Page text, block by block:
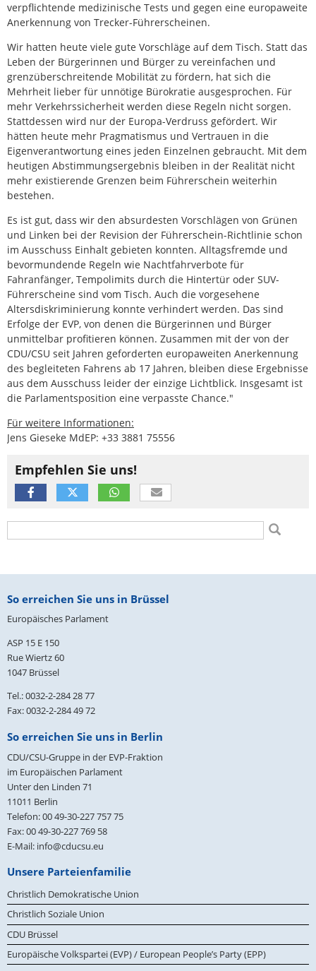
verpflichtende medizinische Tests und gegen eine europaweite
Anerkennung von Trecker-Führerscheinen.
Wir hatten heute viele gute Vorschläge auf dem Tisch. Statt das
Leben der Bürgerinnen und Bürger zu vereinfachen und
grenzüberschreitende Mobilität zu fördern, hat sich die
Mehrheit lieber für unnötige Bürokratie ausgesprochen. Für
mehr Verkehrssicherheit werden diese Regeln nicht sorgen.
Stattdessen wird nur der Europa-Verdruss gefördert. Wir
hätten heute mehr Pragmatismus und Vertrauen in die
Eigenverantwortung eines jeden Einzelnen gebraucht. Mit dem
heutigen Abstimmungsergebnis bleiben in der Realität nicht
mehr existierende Grenzen beim Führerschein weiterhin
bestehen.
Es ist gut, dass wir den absurdesten Vorschlägen von Grünen
und Linken bei der Revision der Führerschein-Richtlinie schon
im Ausschuss Einhalt gebieten konnten. Alltagsfremde und
bevormundende Regeln wie Nachtfahrverbote für
Fahranfänger, Tempolimits durch die Hintertür oder SUV-
Führerscheine sind vom Tisch. Auch die vorgesehene
Altersdiskriminierung konnte verhindert werden. Das sind
Erfolge der EVP, von denen die Bürgerinnen und Bürger
unmittelbar profitieren können. Zusammen mit der von der
CDU/CSU seit Jahren geforderten europaweiten Anerkennung
des begleiteten Fahrens ab 17 Jahren, bleiben diese Ergebnisse
aus dem Ausschuss leider der einzige Lichtblick. Insgesamt ist
die Parlamentsposition eine verpasste Chance."
Für weitere Informationen:
Jens Gieseke MdEP: +33 3881 75556
Empfehlen Sie uns!
Suchformular
Fußbereich
So erreichen Sie uns in Brüssel
Europäisches Parlament
ASP 15 E 150
Rue Wiertz 60
1047 Brüssel
Tel.: 0032-2-284 28 77
Fax: 0032-2-284 49 72
So erreichen Sie uns in Berlin
CDU/CSU-Gruppe in der EVP-Fraktion
im Europäischen Parlament
Unter den Linden 71
11011 Berlin
Telefon:00 49-30-227 757 75
Fax:00 49-30-227 769 58
E-Mail: info@cducsu.eu
Unsere Parteienfamilie
Christlich Demokratische Union
Christlich Soziale Union
CDU Brüssel
Europäische Volkspartei (EVP) / European People’s Party (EPP)